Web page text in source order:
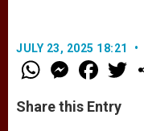
JULY 23, 2025 18:21
W
h
t
s
M
e
s
e
F
a
e
b
T
w
Share this Entry